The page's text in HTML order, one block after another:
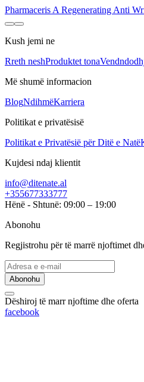
Pharmaceris A Regenerating Anti
Kush jemi ne
Rreth neshProduktet tona
Më shumë informacion
BlogNdihmëKarriera
Politikat e privatësisë
Politikat e Privatësië për Ditë e Natë
Kujdesi ndaj klientit
info@ditenate.al
+355677333777
Hënë - Shtunë: 09:00 – 19:00
Abonohu
Regjistrohu për të marrë njoftimet
Abonohu
Dëshiroj të marr njoftime dhe oferta
facebook